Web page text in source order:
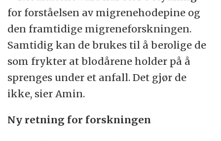
for forståelsen av migrenehodepine og
den framtidige migreneforskningen.
Samtidig kan de brukes til å berolige de
som frykter at blodårene holder på å
sprenges under et anfall. Det gjør de
ikke, sier Amin.
Ny retning for forskningen